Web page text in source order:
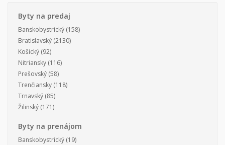
Byty na predaj
Banskobystrický (158)
Bratislavský (2130)
Košický (92)
Nitriansky (116)
Prešovský (58)
Trenčiansky (118)
Trnavský (85)
Žilinský (171)
Byty na prenájom
Banskobystrický (19)